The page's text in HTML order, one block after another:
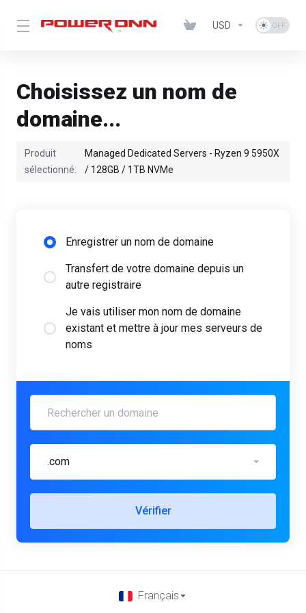
USD
Choisissez un nom de
domaine...
Produit
sélectionné:
Managed Dedicated Servers - Ryzen 9 5950X
/ 128GB / 1TB NVMe
Enregistrer un nom de domaine
Transfert de votre domaine depuis un
autre registraire
Je vais utiliser mon nom de domaine
existant et mettre à jour mes serveurs de
noms
.com
Vérifier
Français